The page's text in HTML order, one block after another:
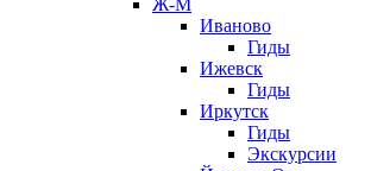
Ж-М
Иваново
Гиды
Ижевск
Гиды
Иркутск
Гиды
Экскурсии